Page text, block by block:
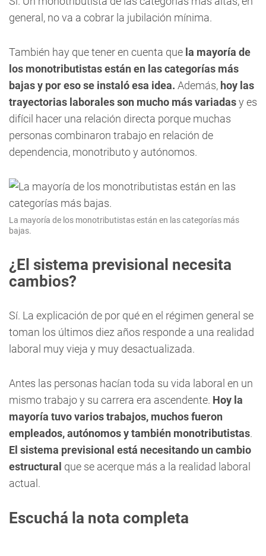
general, no va a cobrar la jubilación mínima.
También hay que tener en cuenta que la mayoría de
los monotributistas están en las categorías más
bajas y por eso se instaló esa idea. Además, hoy las
trayectorias laborales son mucho más variadasy es
difícil hacer una relación directa porque muchas
personas combinaron trabajo en relación de
dependencia, monotributo y autónomos.
La mayoría de los monotributistas están en las categorías más
bajas.
¿El sistema previsional necesita
cambios?
Sí. La explicación de por qué en el régimen general se
toman los últimos diez años responde a una realidad
laboral muy vieja y muy desactualizada.
Antes las personas hacían toda su vida laboral en un
mismo trabajo y su carrera era ascendente. Hoy la
mayoría tuvo varios trabajos, muchos fueron
empleados, autónomos y también monotributistas.
El sistema previsional está necesitando un cambio
estructural que se acerque más a la realidad laboral
actual.
Escuchá la nota completa